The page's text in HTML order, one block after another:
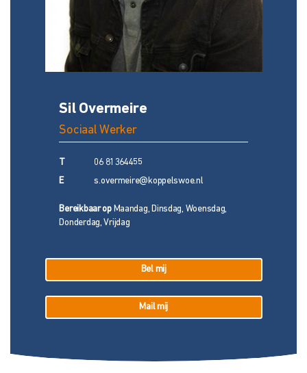
Sil Overmeire
Sociaal Werker
06 81364455
E s.overmeire@koppelswoe.nl
Bereikbaar opMaandag, Dinsdag, Woensdag,
Donderdag, Vrijdag
Bel mij
Mail mij